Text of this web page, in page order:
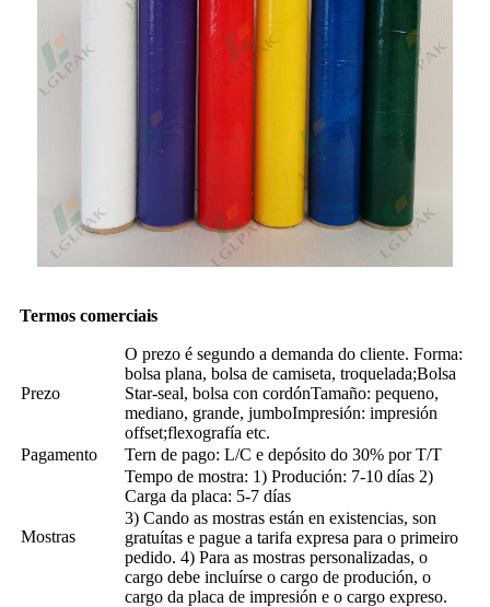
Termos comerciais
Prezo
O prezo é segundo a demanda do cliente. Forma:
bolsa plana, bolsa de camiseta, troquelada;Bolsa
Star-seal, bolsa con cordónTamaño: pequeno,
mediano, grande, jumboImpresión: impresión
offset;flexografía etc.
Pagamento
Tern de pago: L/C e depósito do 30% por T/T
Mostras
Tempo de mostra: 1) Produción: 7-10 días 2)
Carga da placa: 5-7 días
3) Cando as mostras están en existencias, son
gratuítas e pague a tarifa expresa para o primeiro
pedido. 4) Para as mostras personalizadas, o
cargo debe incluírse o cargo de produción, o
cargo da placa de impresión e o cargo expreso.